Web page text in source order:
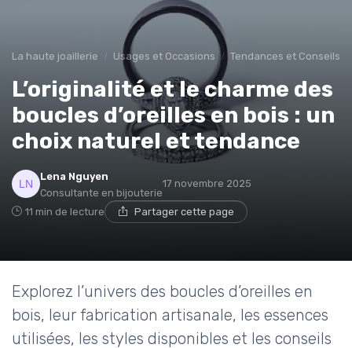
La haute joaillerie Usages et Occasions Tendances et Conseils
L’originalité et le charme des
boucles d’oreilles en bois : un
choix naturel et tendance
Lena Nguyen
Consultante en bijouterie
17 novembre 2025
11 min de lecture Partager cette page
Explorez l’univers des boucles d’oreilles en
bois, leur fabrication artisanale, les essences
utilisées, les styles disponibles et les conseils